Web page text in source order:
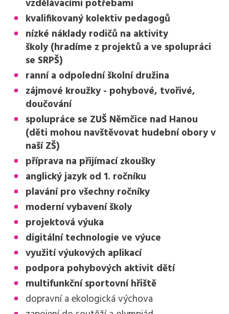
vzdělávacími potřebami
kvalifikovaný kolektiv pedagogů
nízké náklady rodičů na aktivity
školy (hradíme z projektů a ve spolupráci
se SRPŠ)
ranní a odpolední školní družina
zájmové kroužky - pohybové, tvořivé,
doučování
spolupráce se ZUŠ Němčice nad Hanou
(děti mohou navštěvovat hudební obory v
naší ZŠ)
příprava na přijímací zkoušky
anglický jazyk od 1. ročníku
plavání pro všechny ročníky
moderní vybavení školy
projektová výuka
digitální technologie ve výuce
využití výukových aplikací
podpora pohybových aktivit dětí
multifunkční sportovní hřiště
dopravní a ekologická výchova